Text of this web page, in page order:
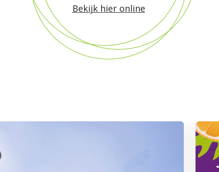
Bekijk hier online